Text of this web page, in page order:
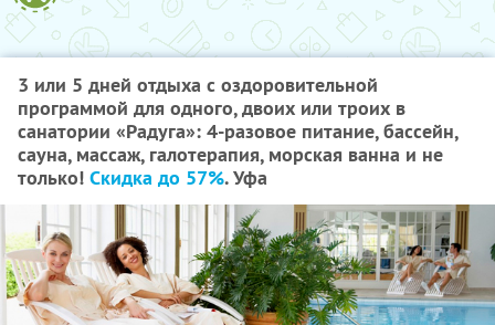
3 или 5 дней отдыха с оздоровительной
программой для одного, двоих или троих в
санатории «Радуга»: 4-разовое питание, бассейн,
сауна, массаж, галотерапия, морская ванна и не
только! Скидка до 57%. Уфа